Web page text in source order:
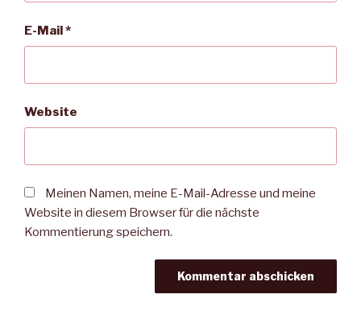
E-Mail*
Website
Meinen Namen, meine E-Mail-Adresse und meine
Website in diesem Browser für die nächste
Kommentierung speichern.